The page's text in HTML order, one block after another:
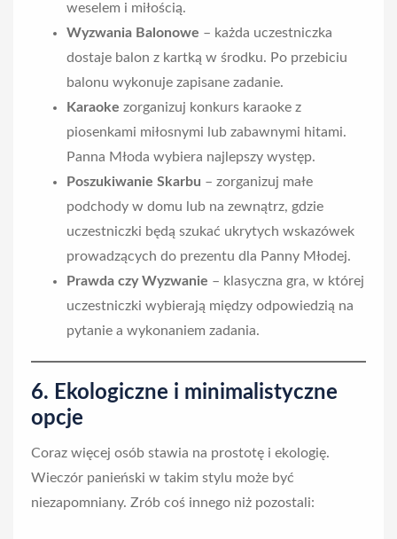
weselem i miłością.
Wyzwania Balonowe – każda uczestniczka
dostaje balon z kartką w środku. Po przebiciu
balonu wykonuje zapisane zadanie.
Karaoke zorganizuj konkurs karaoke z
piosenkami miłosnymi lub zabawnymi hitami.
Panna Młoda wybiera najlepszy występ.
Poszukiwanie Skarbu – zorganizuj małe
podchody w domu lub na zewnątrz, gdzie
uczestniczki będą szukać ukrytych wskazówek
prowadzących do prezentu dla Panny Młodej.
Prawda czy Wyzwanie – klasyczna gra, w której
uczestniczki wybierają między odpowiedzią na
pytanie a wykonaniem zadania.
6. Ekologiczne i minimalistyczne
opcje
Coraz więcej osób stawia na prostotę i ekologię.
Wieczór panieński w takim stylu może być
niezapomniany. Zrób coś innego niż pozostali: